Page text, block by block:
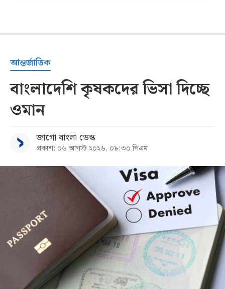
আন্তর্জাতিক
বাংলাদেশি কৃষকদের ভিসা দিচ্ছে
ওমান
জাগো বাংলা ডেস্ক
প্রকাশ: ০৬ আগস্ট ২০২৬, ০৮:৩০ পিএম